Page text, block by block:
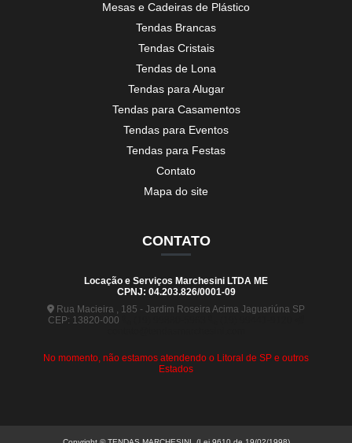
Mesas e Cadeiras de Plástico
Tendas Brancas
Tendas Cristais
Tendas de Lona
Tendas para Alugar
Tendas para Casamentos
Tendas para Eventos
Tendas para Festas
Contato
Mapa do site
CONTATO
Locação e Serviços Marchesini LTDA ME
CPNJ: 04.203.826/0001-09
Rua Macieira , 185 - Jardim Roseira Acima Jaguariúna SP
CEP: 13820-000
No momento, não estamos atendendo o Litoral de SP e outros
Estados